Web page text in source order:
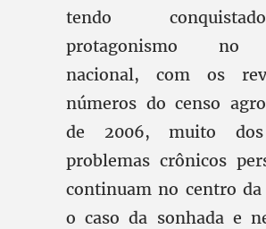
tendo
protagonismo no
nacional, com os
números do censo
de 2006, muito
problemas crônicos
continuam no centro da
o caso da sonhada e